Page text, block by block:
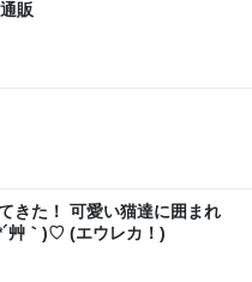
販
きた！ 可愛い猫達に囲まれ
艸｀)♡ (エウレカ！)